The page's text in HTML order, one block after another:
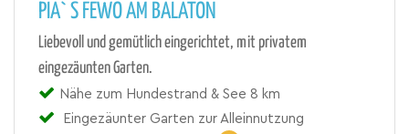
PIA` S FEWO AM BALATON
Liebevoll und gemütlich eingerichtet, mit privatem
eingezäunten Garten.
Nähe zum Hundestrand & See 8 km
Eingezäunter Garten zur Alleinnutzung